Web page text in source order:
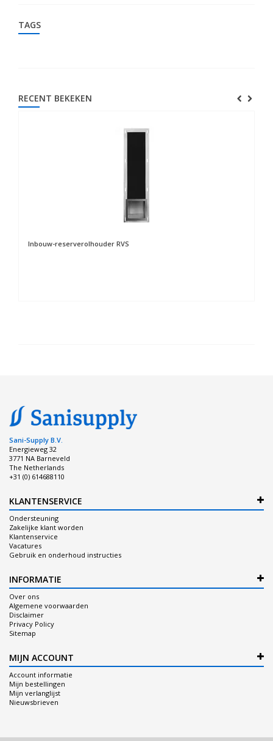
TAGS
RECENT BEKEKEN
Inbouw-reserverolhouder RVS
Sani-Supply B.V.
Energieweg 32
3771 NA Barneveld
The Netherlands
+31 (0) 614688110
KLANTENSERVICE
Ondersteuning
Zakelijke klant worden
Klantenservice
Vacatures
Gebruik en onderhoud instructies
INFORMATIE
Over ons
Algemene voorwaarden
Disclaimer
Privacy Policy
Sitemap
MIJN ACCOUNT
Account informatie
Mijn bestellingen
Mijn verlanglijst
Nieuwsbrieven